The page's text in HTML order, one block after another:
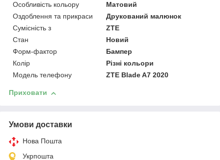
Особливість кольору
Матовий
Оздоблення та прикраси
Друкований малюнок
Сумісність з
ZTE
Стан
Новий
Форм-фактор
Бампер
Колір
Різні кольори
Модель телефону
ZTE Blade A7 2020
Приховати
Умови доставки
Нова Пошта
Укрпошта